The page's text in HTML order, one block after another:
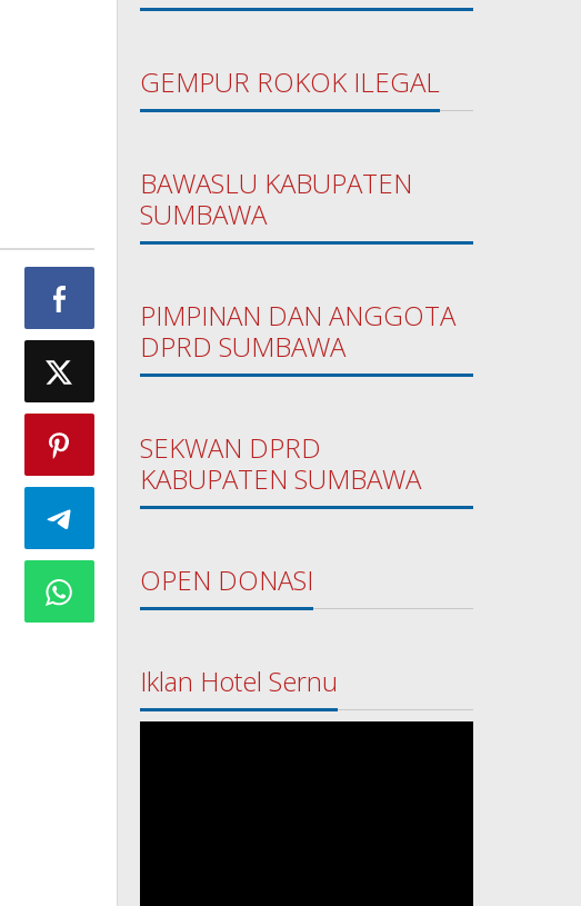
GEMPUR ROKOK ILEGAL
BAWASLU KABUPATEN
SUMBAWA
PIMPINAN DAN ANGGOTA
DPRD SUMBAWA
SEKWAN DPRD
KABUPATEN SUMBAWA
OPEN DONASI
Iklan Hotel Sernu